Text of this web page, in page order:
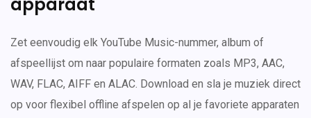
apparaat
Zet eenvoudig elk YouTube Music-nummer, album of
afspeellijst om naar populaire formaten zoals MP3, AAC,
WAV, FLAC, AIFF en ALAC. Download en sla je muziek direct
op voor flexibel offline afspelen op al je favoriete apparaten